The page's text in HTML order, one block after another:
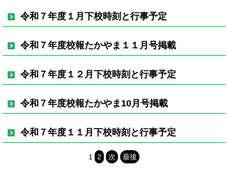
令和７年度１月下校時刻と行事予定
令和７年度校報たかやま１１月号掲載
令和７年度１２月下校時刻と行事予定
令和７年度校報たかやま10月号掲載
令和７年度１１月下校時刻と行事予定
1 2 次 最後